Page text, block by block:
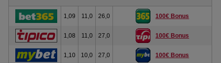
1,09 11,0 26,0 100€ Bonus
1,08 11,0 27,0 100€ Bonus
1,10 10,0 27,0 100€ Bonus